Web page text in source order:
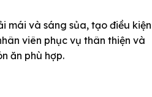
mái và sáng sủa, tạo điều kiện
viên phục vụ thân thiện và
ăn phù hợp.